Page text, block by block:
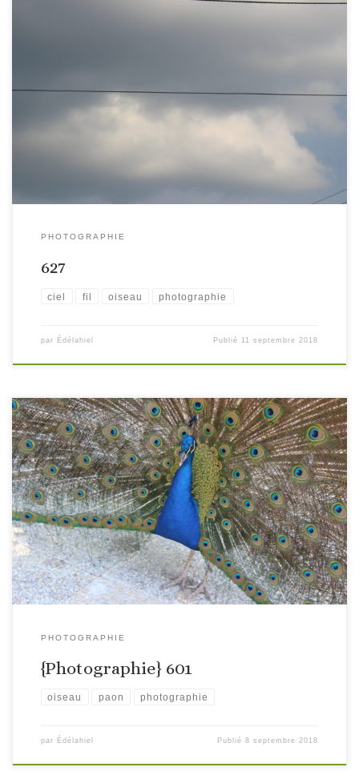
PHOTOGRAPHIE
627
ciel fil oiseau photographie
par Édélahiel Publié 11 septembre 2018
PHOTOGRAPHIE
{Photographie} 601
oiseau paon photographie
par Édélahiel Publié8 septembre 2018